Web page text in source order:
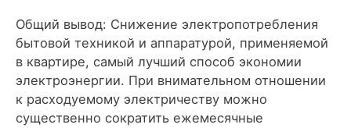
Общий вывод: Снижение электропотребления
бытовой техникой и аппаратурой, применяемой
в квартире, самый лучший способ экономии
электроэнергии. При внимательном отношении
к расходуемому электричеству можно
существенно сократить ежемесячные